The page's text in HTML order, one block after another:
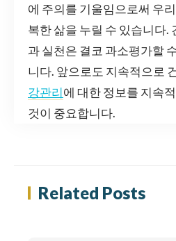
에 주의를 기울임으로써 우
복한 삶을 누릴 수 있습니다.
과 실천은 결코 과소평가할
니다. 앞으로도 지속적으로
강관리에 대한 정보를 지속
것이 중요합니다.
Related Posts